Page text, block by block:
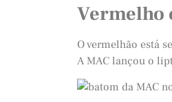
Vermelho
O vermelhão está
A MAC lançou o